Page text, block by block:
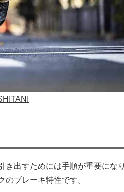
き出すためには手順が重要になり
のブレーキ特性です。